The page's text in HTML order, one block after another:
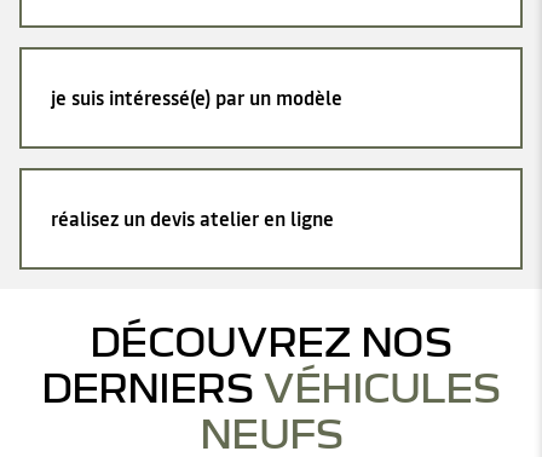
je suis intéressé(e) par un modèle
réalisez un devis atelier en ligne
DÉCOUVREZ NOS
DERNIERS VÉHICULES
NEUFS